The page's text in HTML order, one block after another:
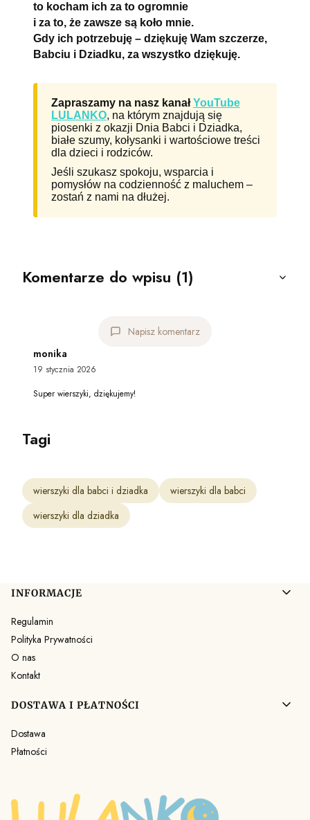
to kocham ich za to ogromnie
i za to, że zawsze są koło mnie.
Gdy ich potrzebuję – dziękuję Wam szczerze,
Babciu i Dziadku, za wszystko dziękuję.
Zapraszamy na nasz kanałYouTube
LULANKO, na którym znajdują się
piosenki z okazji Dnia Babci i Dziadka,
białe szumy, kołysanki i wartościowe treści
dla dzieci i rodziców.
Jeśli szukasz spokoju, wsparcia i
pomysłów na codzienność z maluchem –
zostań z nami na dłużej.
Komentarze do wpisu (1)
Napisz komentarz
monika
19 stycznia 2026
Super wierszyki, dziękujemy!
Tagi
wierszyki dla babci i dziadka
wierszyki dla babci
wierszyki dla dziadka
Linki w stopce
INFORMACJE
Regulamin
Polityka Prywatności
O nas
Kontakt
DOSTAWA I PŁATNOŚCI
Dostawa
Płatności